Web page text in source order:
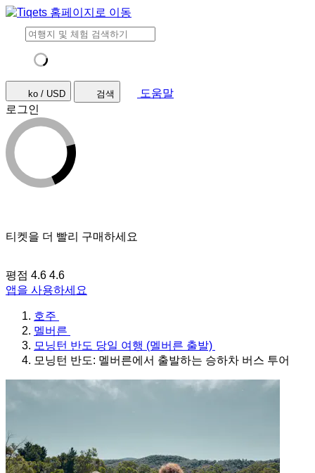
ko / USD 검색
도움말
로그인
티켓을 더 빨리 구매하세요
평점 4.6 4.6
앱을 사용하세요
호주
멜버른
모닝턴 반도 당일 여행 (멜버른 출발)
모닝턴 반도: 멜버른에서 출발하는 승하차 버스 투어